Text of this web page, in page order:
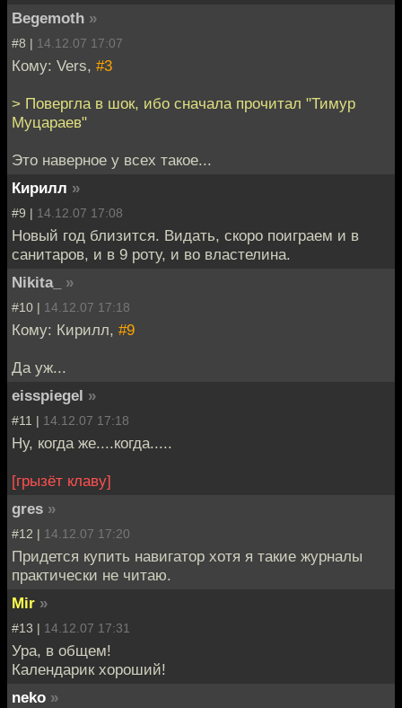
Begemoth »
#8 | 14.12.07 17:07
Кому: Vers, #3
> Повергла в шок, ибо сначала прочитал "Тимур
Муцараев"
Это наверное у всех такое...
Кирилл »
#9 | 14.12.07 17:08
Новый год близится. Видать, скоро поиграем и в
санитаров, и в 9 роту, и во властелина.
Nikita_
»
#10 | 14.12.07 17:18
Кому: Кирилл, #9
Да уж...
eisspiegel »
#11 | 14.12.07 17:18
Ну, когда же....когда.....
[грызёт клаву]
gres »
#12 | 14.12.07 17:20
Придется купить навигатор хотя я такие журналы
практически не читаю.
Mir »
#13 | 14.12.07 17:31
Ура, в общем!
Календарик хороший!
neko »